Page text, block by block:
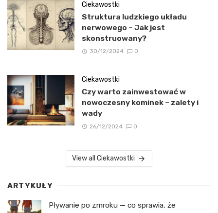
Ciekawostki
Struktura ludzkiego układu
nerwowego – Jak jest
skonstruowany?
30/12/2024 0
Ciekawostki
Czy warto zainwestować w
nowoczesny kominek – zalety i
wady
26/12/2024 0
View all Ciekawostki
ARTYKUŁY
Pływanie po zmroku — co sprawia, że